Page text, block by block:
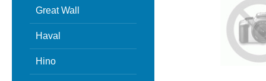
Great Wall
Haval
Hino